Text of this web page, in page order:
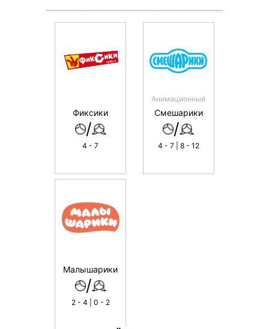
Фиксики
/
4 - 7
Анимационный
Смешарики
/
4 - 7 | 8 - 12
Малышарики
/
2 - 4 | 0 - 2